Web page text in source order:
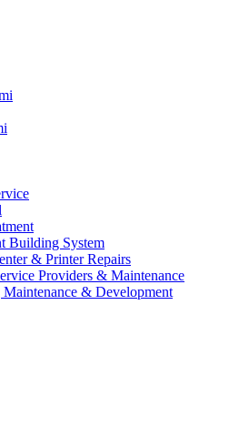
Building System
& Printer Repairs
Providers & Maintenance
& Development